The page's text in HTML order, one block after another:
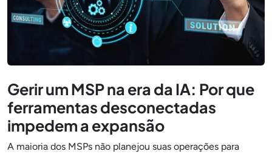
Gerir um MSP na era da IA: Por que
ferramentas desconectadas
impedem a expansão
A maioria dos MSPs não planejou suas operações para